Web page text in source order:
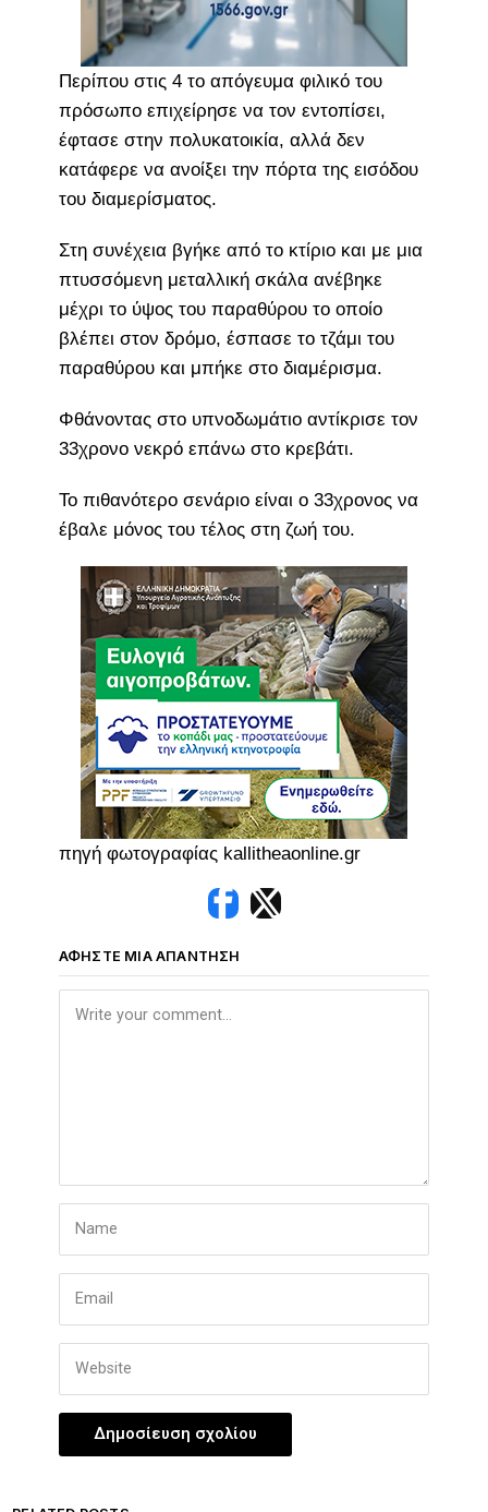
Περίπου στις 4 το απόγευμα φιλικό του
πρόσωπο επιχείρησε να τον εντοπίσει,
έφτασε στην πολυκατοικία, αλλά δεν
κατάφερε να ανοίξει την πόρτα της εισόδου
του διαμερίσματος.
Στη συνέχεια βγήκε από το κτίριο και με μια
πτυσσόμενη μεταλλική σκάλα ανέβηκε
μέχρι το ύψος του παραθύρου το οποίο
βλέπει στον δρόμο, έσπασε το τζάμι του
παραθύρου και μπήκε στο διαμέρισμα.
Φθάνοντας στο υπνοδωμάτιο αντίκρισε τον
33χρονο νεκρό επάνω στο κρεβάτι.
Το πιθανότερο σενάριο είναι ο 33χρονος να
έβαλε μόνος του τέλος στη ζωή του.
πηγή φωτογραφίας kallitheaonline.gr
ΑΦΉΣΤΕ ΜΙΑ ΑΠΆΝΤΗΣΗ